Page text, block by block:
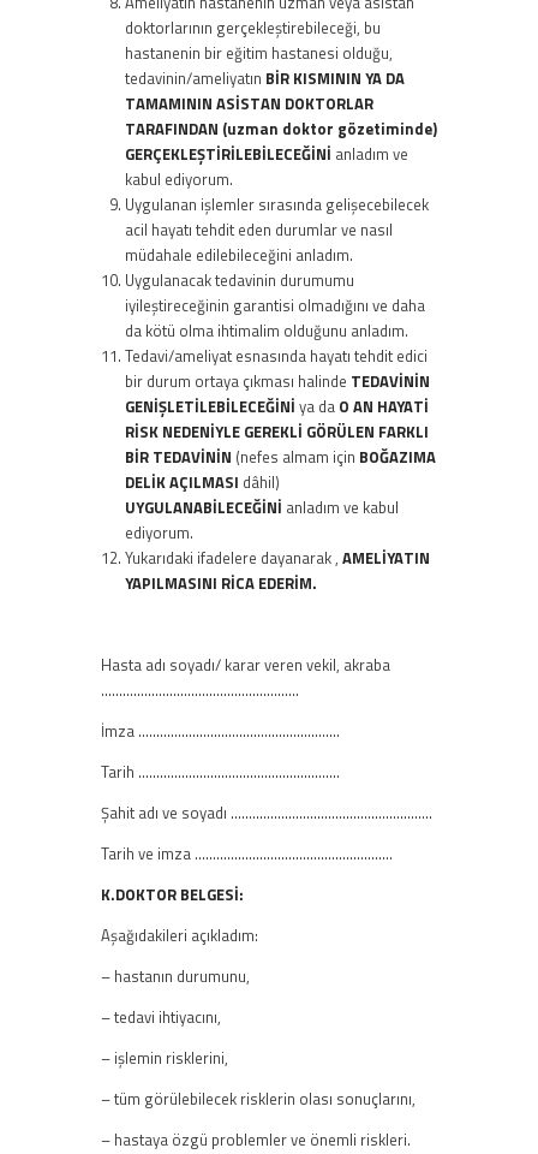
doktorlarının gerçekleştirebileceği, bu
hastanenin bir eğitim hastanesi olduğu,
tedavinin/ameliyatın BİR KISMININ YA DA
TAMAMININ ASİSTAN DOKTORLAR
TARAFINDAN (uzman doktor gözetiminde)
GERÇEKLEŞTİRİLEBİLECEĞİNİ anladım ve
kabul ediyorum.
Uygulanan işlemler sırasında gelişecebilecek
acil hayatı tehdit eden durumlar ve nasıl
müdahale edilebileceğini anladım.
Uygulanacak tedavinin durumumu
iyileştireceğinin garantisi olmadığını ve daha
da kötü olma ihtimalim olduğunu anladım.
Tedavi/ameliyat esnasında hayatı tehdit edici
bir durum ortaya çıkması halinde TEDAVİNİN
GENİŞLETİLEBİLECEĞİNİ ya da O AN HAYATİ
RİSK NEDENİYLE GEREKLİ GÖRÜLEN FARKLI
BİR TEDAVİNİN (nefes almam için BOĞAZIMA
DELİK AÇILMASI dâhil)
UYGULANABİLECEĞİNİ anladım ve kabul
ediyorum.
Yukarıdaki ifadelere dayanarak , AMELİYATIN
YAPILMASINI RİCA EDERİM.
Hasta adı soyadı/ karar veren vekil, akraba
……………………………………………….
İmza ………………………………………………..
Tarih ………………………………………………..
Şahit adı ve soyadı ………………………………………………..
Tarih ve imza ……………………………………………….
K.DOKTOR BELGESİ:
Aşağıdakileri açıkladım:
– hastanın durumunu,
– tedavi ihtiyacını,
– işlemin risklerini,
– tüm görülebilecek risklerin olası sonuçlarını,
– hastaya özgü problemler ve önemli riskleri.